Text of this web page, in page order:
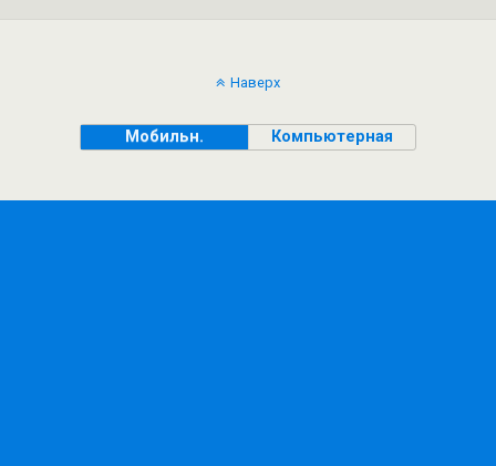
Наверх
Мобильн. Компьютерная